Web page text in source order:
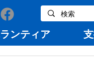
ンティア